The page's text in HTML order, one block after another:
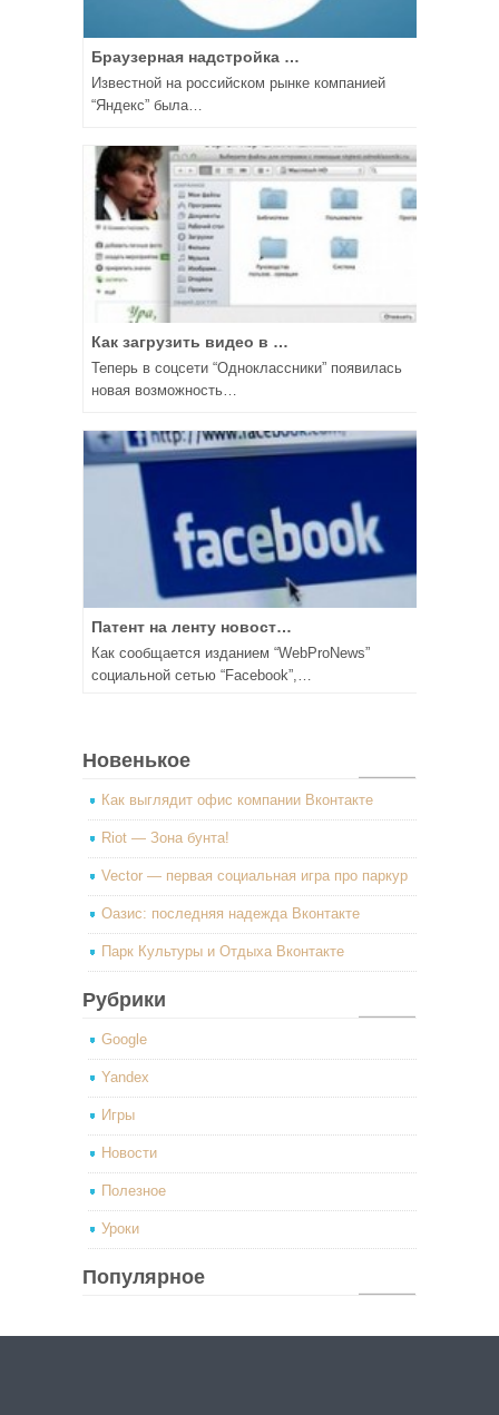
Браузерная надстройка …
Известной на российском рынке компанией
“Яндекс” была…
Как загрузить видео в …
Теперь в соцсети “Одноклассники” появилась
новая возможность…
Патент на ленту новост…
Как сообщается изданием “WebProNews”
социальной сетью “Facebook”,…
Новенькое
Как выглядит офис компании Вконтакте
Riot — Зона бунта!
Vector — первая социальная игра про паркур
Оазис: последняя надежда Вконтакте
Парк Культуры и Отдыха Вконтакте
Рубрики
Google
Yandex
Игры
Новости
Полезное
Уроки
Популярное